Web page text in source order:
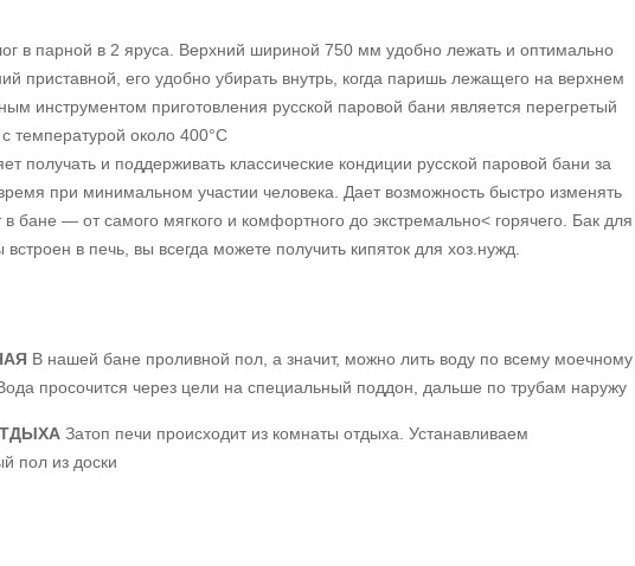
в парной в 2 яруса. Верхний шириной 750 мм удобно лежать и оптимально
приставной, его удобно убирать внутрь, когда паришь лежащего на верхнем
инструментом приготовления русской паровой бани является перегретый
температурой около 400°С
получать и поддерживать классические кондиции русской паровой бани за
при минимальном участии человека. Дает возможность быстро изменять
в бане — от самого мягкого и комфортного до экстремально< горячего. Бак для
встроен в печь, вы всегда можете получить кипяток для хоз.нужд.
В нашей бане проливной пол, а значит, можно лить воду по всему моечному
просочится через цели на специальный поддон, дальше по трубам наружу
Затоп печи происходит из комнаты отдыха. Устанавливаем
пол из доски